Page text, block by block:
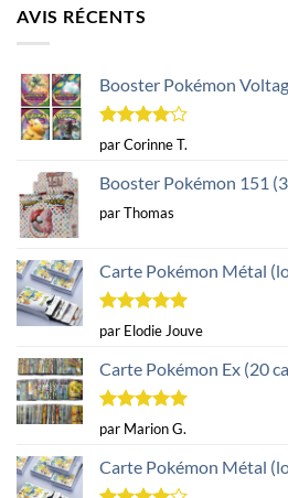
AVIS RÉCENTS
Booster Pokémon
Note4
sur 5
par Corinne T.
Booster Pokémon 151
par Thomas
Carte Pokémon Métal
Note5sur
5
par Elodie Jouve
Carte Pokémon Ex (20
Note5sur
5
par Marion G.
Carte Pokémon Métal